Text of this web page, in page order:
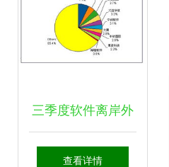
三季度软件离岸外
包规模达45.3亿 中
查看详情